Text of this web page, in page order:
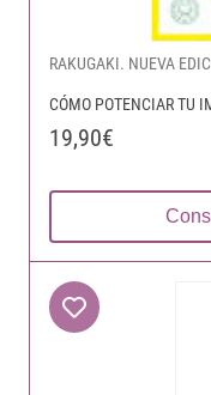
RAKUGAKI. NUEVA
CÓMO POTENCIAR TU
19,90€